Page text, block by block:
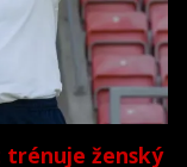
trénuje ženský